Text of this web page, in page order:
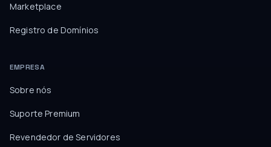
Marketplace
Registro de Domínios
EMPRESA
Sobre nós
Suporte Premium
Revendedor de Servidores